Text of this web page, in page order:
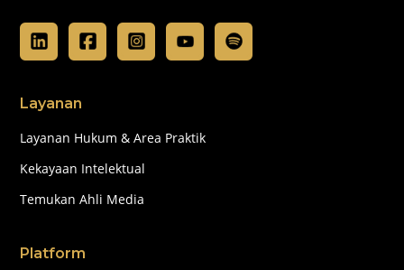
Layanan
Layanan Hukum & Area Praktik
Kekayaan Intelektual
Temukan Ahli Media
Platform